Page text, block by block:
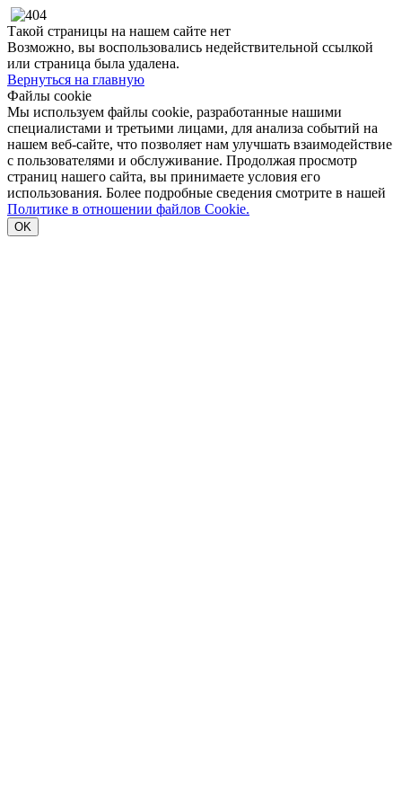
Такой страницы на нашем сайте нет
Возможно, вы воспользовались недействительной ссылкой
или страница была удалена.
Вернуться на главную
Файлы cookie
Мы используем файлы cookie, разработанные нашими
специалистами и третьими лицами, для анализа событий на
нашем веб-сайте, что позволяет нам улучшать взаимодействие
с пользователями и обслуживание. Продолжая просмотр
страниц нашего сайта, вы принимаете условия его
использования. Более подробные сведения смотрите в нашей
Политике в отношении файлов Cookie.
OK